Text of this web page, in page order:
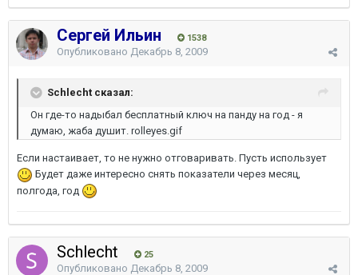
Сергей Ильин 1538
Опубликовано Декабрь 8, 2009
Schlecht сказал:
Он где-то надыбал бесплатный ключ на панду на год - я
думаю, жаба душит. rolleyes.gif
Если настаивает, то не нужно отговаривать. Пусть использует
Будет даже интересно снять показатели через месяц,
полгода, год
Schlecht 25
Опубликовано Декабрь 8, 2009